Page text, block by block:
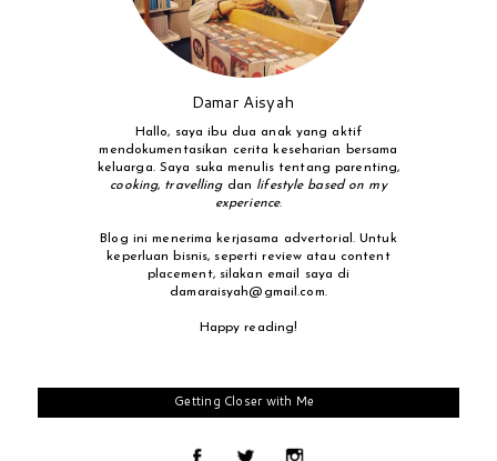
Damar Aisyah
Hallo, saya ibu dua anak yang aktif
mendokumentasikan cerita keseharian bersama
keluarga. Saya suka menulis tentang parenting,
cooking, travellingdan lifestyle based on my
experience.
Blog ini menerima kerjasama advertorial. Untuk
keperluan bisnis, seperti review atau content
placement, silakan email saya di
damaraisyah@gmail.com.
Happy reading!
Getting Closer with Me